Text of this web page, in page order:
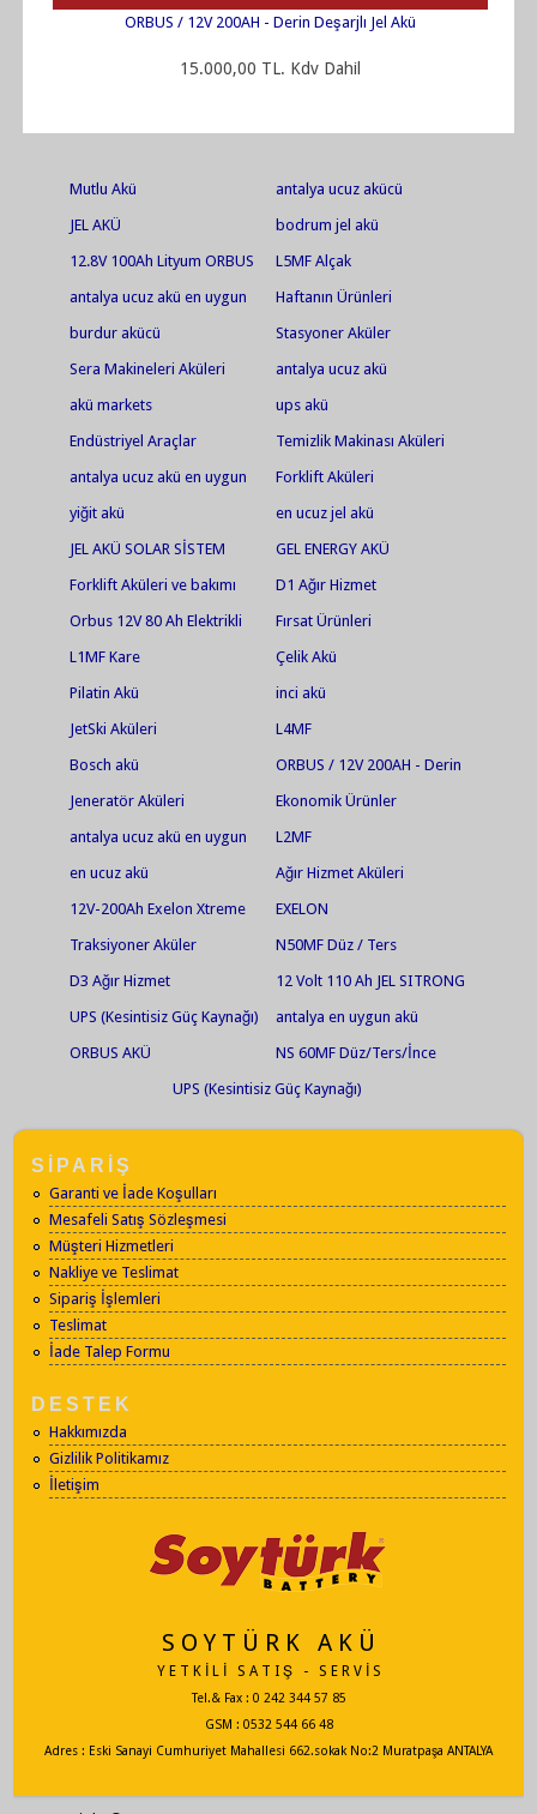
ORBUS / 12V 200AH - Derin Deşarjlı Jel Akü
15.000,00 TL. Kdv Dahil
Mutlu Akü
antalya ucuz akücü
JEL AKÜ
bodrum jel akü
12.8V 100Ah Lityum ORBUS
L5MF Alçak
antalya ucuz akü en uygun
market
Haftanın Ürünleri
burdur akücü
Stasyoner Aküler
Sera Makineleri Aküleri
antalya ucuz akü
akü markets
ups akü
Endüstriyel Araçlar
Temizlik Makinası Aküleri
antalya ucuz akü en uygun
akü markets olar jel akü
Forklift Aküleri
yiğit akü
en ucuz jel akü
JEL AKÜ SOLAR SİSTEM
GEL ENERGY AKÜ
Forklift Aküleri ve bakımı
D1 Ağır Hizmet
Orbus 12V 80 Ah Elektrikli
Fırsat Ürünleri
L1MF Kare
Çelik Akü
Pilatin Akü
inci akü
JetSki Aküleri
L4MF
Bosch akü
ORBUS / 12V 200AH - Derin
Deşarjlı Jel Akü
Jeneratör Aküleri
Ekonomik Ürünler
antalya ucuz akü en uygun
tamiri bakımı
L2MF
en ucuz akü
Ağır Hizmet Aküleri
12V-200Ah Exelon Xtreme
EXELON
Traksiyoner Aküler
N50MF Düz / Ters
D3 Ağır Hizmet
12 Volt 110 Ah JEL SITRONG
UPS (Kesintisiz Güç Kaynağı)
antalya en uygun akü
ORBUS AKÜ
NS 60MF Düz/Ters/İnce
UPS (Kesintisiz Güç Kaynağı)
SİPARİŞ
Garanti ve İade Koşulları
Mesafeli Satış Sözleşmesi
Müşteri Hizmetleri
Nakliye ve Teslimat
Sipariş İşlemleri
Teslimat
İade Talep Formu
DESTEK
Hakkımızda
Gizlilik Politikamız
İletişim
S O Y T Ü R K A K Ü
Y E T K İ L İ S A T I Ş - S E R V İ S
Tel.& Fax : 0 242 344 57 85
GSM : 0532 544 66 48
Adres : Eski Sanayi Cumhuriyet Mahallesi 662.sokak No:2 Muratpaşa ANTALYA